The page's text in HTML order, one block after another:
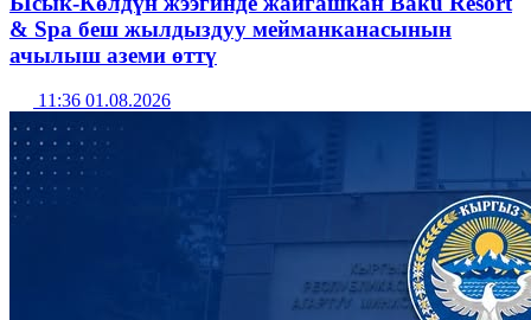
& Spa беш жылдыздуу мейманканасынын
ачылыш аземи өттү
11:36 01.08.2026